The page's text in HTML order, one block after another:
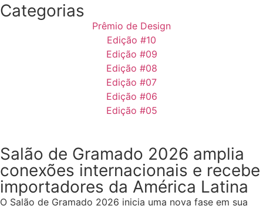
Categorias
Prêmio de Design
Edição #10
Edição #09
Edição #08
Edição #07
Edição #06
Edição #05
Salão de Gramado 2026 amplia
conexões internacionais e recebe
importadores da América Latina
O Salão de Gramado 2026 inicia uma nova fase em sua